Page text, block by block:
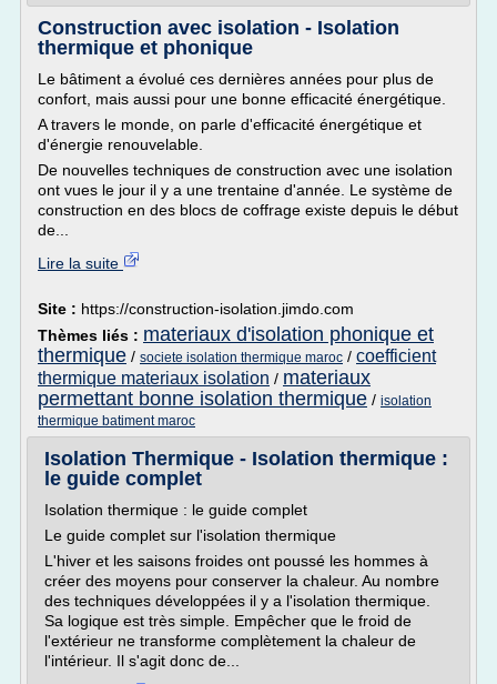
Construction avec isolation - Isolation
thermique et phonique
Le bâtiment a évolué ces dernières années pour plus de
confort, mais aussi pour une bonne efficacité énergétique.
A travers le monde, on parle d'efficacité énergétique et
d'énergie renouvelable.
De nouvelles techniques de construction avec une isolation
ont vues le jour il y a une trentaine d'année. Le système de
construction en des blocs de coffrage existe depuis le début
de...
Lire la suite
Site : https://construction-isolation.jimdo.com
Thèmes liés : materiaux d'isolation phonique et
thermique / societe isolation thermique maroc / coefficient
thermique materiaux isolation / materiaux
permettant bonne isolation thermique / isolation
thermique batiment maroc
Isolation Thermique - Isolation thermique :
le guide complet
Isolation thermique : le guide complet
Le guide complet sur l'isolation thermique
L'hiver et les saisons froides ont poussé les hommes à
créer des moyens pour conserver la chaleur. Au nombre
des techniques développées il y a l'isolation thermique.
Sa logique est très simple. Empêcher que le froid de
l'extérieur ne transforme complètement la chaleur de
l'intérieur. Il s'agit donc de...